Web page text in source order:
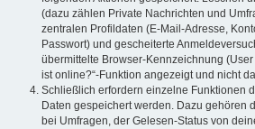
(dazu zählen Private Nachrichten und
zentralen Profildaten (E-Mail-Adresse,
Passwort) und gescheiterte
übermittelte Browser-Kennzeichnung
ist online?“-Funktion angezeigt und nicht
Schließlich erfordern einzelne Funktionen
Daten gespeichert werden. Dazu gehören
bei Umfragen, der Gelesen-Status von